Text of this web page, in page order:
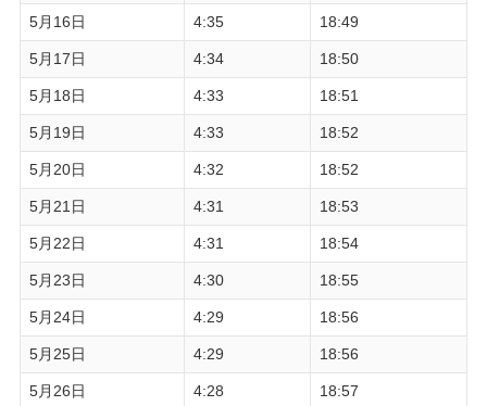
5月16日 4:35 18:49
5月17日 4:34 18:50
5月18日 4:33 18:51
5月19日 4:33 18:52
5月20日 4:32 18:52
5月21日 4:31 18:53
5月22日 4:31 18:54
5月23日 4:30 18:55
5月24日 4:29 18:56
5月25日 4:29 18:56
5月26日 4:28 18:57